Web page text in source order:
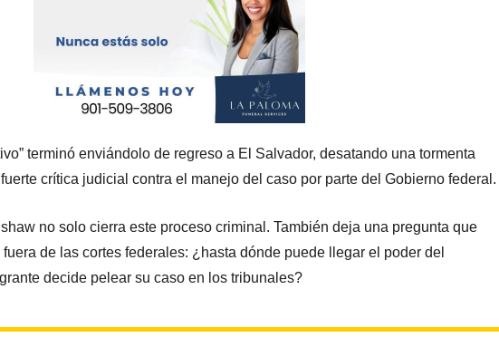
terminó enviándolo de regreso a El Salvador, desatando una tormenta
crítica judicial contra el manejo del caso por parte del Gobierno federal.
no solo cierra este proceso criminal. También deja una pregunta que
de las cortes federales: ¿hasta dónde puede llegar el poder del
decide pelear su caso en los tribunales?